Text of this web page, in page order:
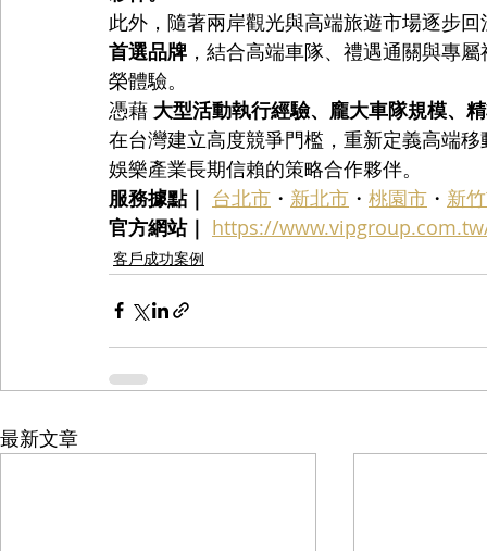
此外，隨著兩岸觀光與高端旅遊市場逐步
首選品牌 ，結合高端車隊、禮遇通關與專
榮體驗。
憑藉 大型活動執行經驗、龐大車隊規模、
在台灣建立高度競爭門檻，重新定義高端
娛樂產業長期信賴的策略合作夥伴。
服務據點｜ 台北市 ・ 新北市 ・ 桃園市 ・ 新
官方網站｜ https://
客戶成功案例
最新文章